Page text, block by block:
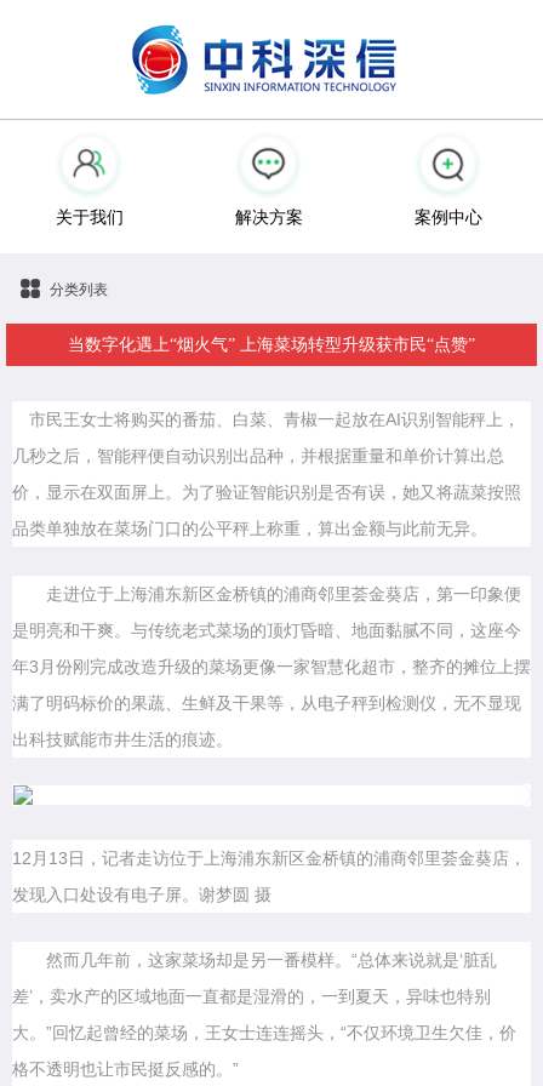
关于我们 解决方案 案例中心
分类列表
当数字化遇上“烟火气” 上海菜场转型升级获市民“点赞”
市民王女士将购买的番茄、白菜、青椒一起放在AI识别智能秤上，
几秒之后，智能秤便自动识别出品种，并根据重量和单价计算出总
价，显示在双面屏上。为了验证智能识别是否有误，她又将蔬菜按照
品类单独放在菜场门口的公平秤上称重，算出金额与此前无异。
走进位于上海浦东新区金桥镇的浦商邻里荟金葵店，第一印象便
是明亮和干爽。与传统老式菜场的顶灯昏暗、地面黏腻不同，这座今
年3月份刚完成改造升级的菜场更像一家智慧化超市，整齐的摊位上摆
满了明码标价的果蔬、生鲜及干果等，从电子秤到检测仪，无不显现
出科技赋能市井生活的痕迹。
12月13日，记者走访位于上海浦东新区金桥镇的浦商邻里荟金葵店，
发现入口处设有电子屏。谢梦圆 摄
然而几年前，这家菜场却是另一番模样。“总体来说就是‘脏乱
差’，卖水产的区域地面一直都是湿滑的，一到夏天，异味也特别
大。”回忆起曾经的菜场，王女士连连摇头，“不仅环境卫生欠佳，价
格不透明也让市民挺反感的。”